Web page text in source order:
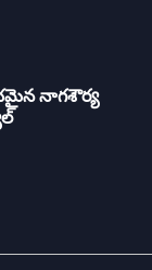
నాగశౌర్య